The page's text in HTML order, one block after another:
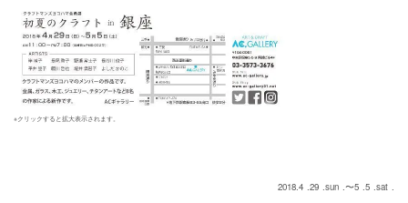
※クリックすると拡大表示されます。
2018.4 .29 .sun .〜5 .5 .sat .